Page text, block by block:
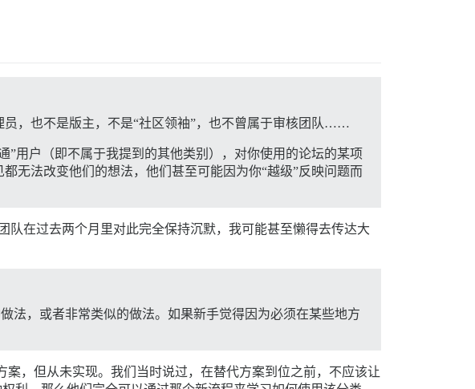
，也不是版主，不是“社区领袖”，也不曾属于审核团队……
用户（即不属于我提到的其他类别），对你使用的论坛的某项
无法改变他们的想法，他们甚至可能因为你“越级”反映问题而
队在过去两个月里对此完全保持沉默，我可能甚至懒得去传达大
法，或者非常类似的做法。如果新手觉得因为必须在某些地方
，但从未实现。我们当时说过，在替代方案到位之前，不应该让